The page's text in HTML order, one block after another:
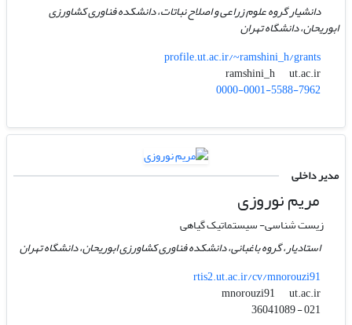
دانشیار گروه علوم زراعی و اصلاح نباتات، دانشکده فناوری کشاورزی
ابوریحان، دانشگاه تهران
profile.ut.ac.ir/~ramshini_h/grants
ramshini_h
ut.ac.ir
0000-0001-5588-7962
مدیر داخلی
مریم نوروزی
زیست شناسی- سیستماتیک گیاهی
استادیار، گروه باغبانی، دانشکده فناوری کشاورزی ابوریحان، دانشگاه تهران
rtis2.ut.ac.ir/cv/mnorouzi91
mnorouzi91
ut.ac.ir